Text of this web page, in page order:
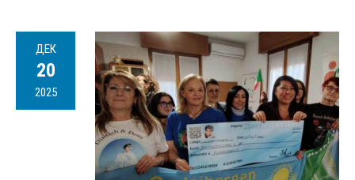
ДЕК
20
2025